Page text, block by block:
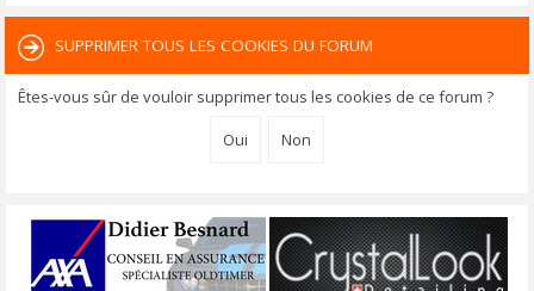
SUPPRIMER TOUS LES COOKIES DU FORUM
Êtes-vous sûr de vouloir supprimer tous les cookies de ce forum ?